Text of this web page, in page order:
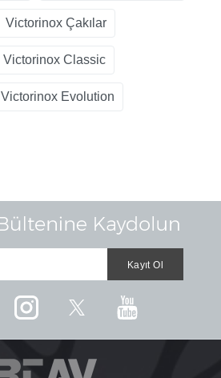
Victorinox Çakılar
Victorinox Classic
Victorinox Evolution